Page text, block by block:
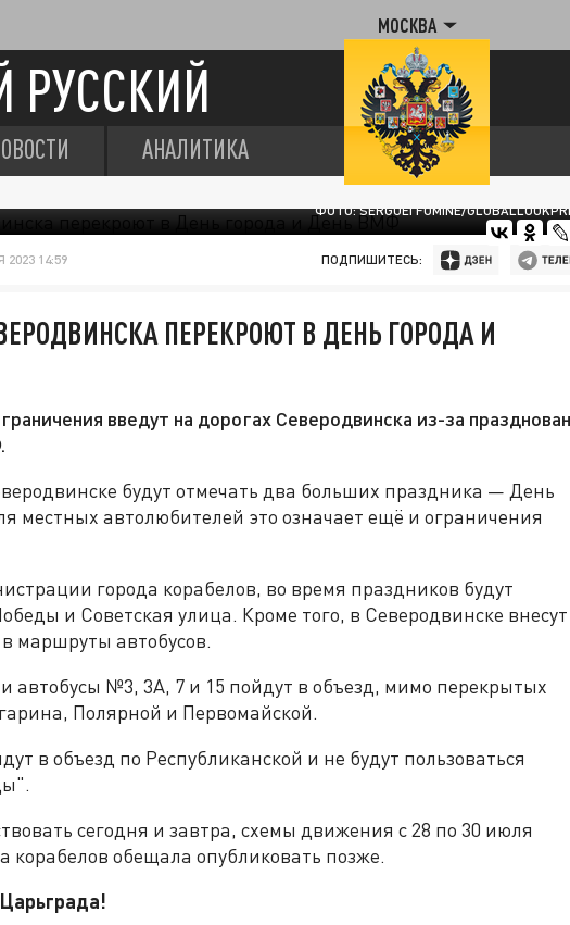
МОСКВА
РУССКИЙ
АНАЛИТИКА
ФОТО: SERGUEI FOMINE/
14:59 ПОДПИШИТЕСЬ:
ПЕРЕКРОЮТ В ДЕНЬ ГОРОДА И
введут на дорогах Северодвинска из-за
будут отмечать два больших праздника — День
местных автолюбителей это означает ещё и ограничения
города корабелов, во время праздников будут
и Советская улица. Кроме того, в Северодвинске внесут
маршруты автобусов.
автобусы №3, 3А, 7 и 15 пойдут в объезд, мимо перекрытых
Полярной и Первомайской.
в объезд по Республиканской и не будут пользоваться
сегодня и завтра, схемы движения с 28 по 30 июля
корабелов обещала опубликовать позже.